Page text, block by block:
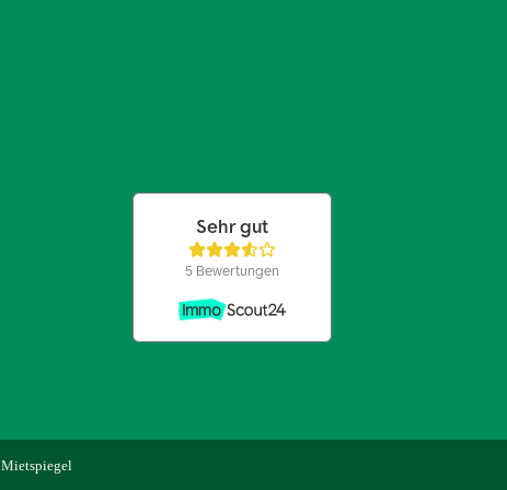
Mietspiegel